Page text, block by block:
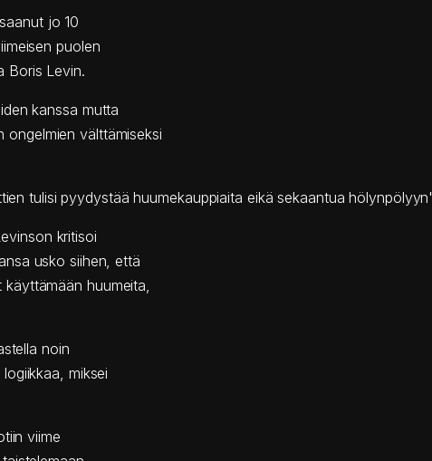
jo 10
puolen
Boris Levin.
kanssa mutta
ongelmien välttämiseksi
tulisi pyydystää huumekauppiaita eikä sekaantua
kritisoi
usko siihen, että
huumeita,
noin
miksei
viime